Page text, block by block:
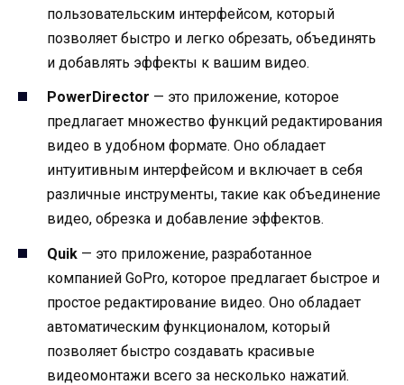
пользовательским интерфейсом, который
позволяет быстро и легко обрезать, объединять
и добавлять эффекты к вашим видео.
PowerDirector — это приложение, которое
предлагает множество функций редактирования
видео в удобном формате. Оно обладает
интуитивным интерфейсом и включает в себя
различные инструменты, такие как объединение
видео, обрезка и добавление эффектов.
Quik — это приложение, разработанное
компанией GoPro, которое предлагает быстрое и
простое редактирование видео. Оно обладает
автоматическим функционалом, который
позволяет быстро создавать красивые
видеомонтажи всего за несколько нажатий.